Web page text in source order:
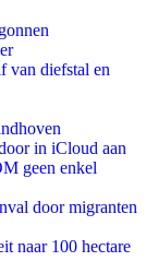
van diefstal en
in iCloud aan
geen enkel
door migranten
naar 100 hectare